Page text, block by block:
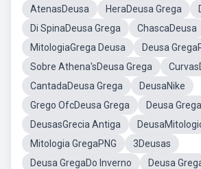
AtenasDeusa
HeraDeusa Grega
Di SpinaDeusa Grega
ChascaDeusa
MitologiaGrega Deusa
Deusa
Sobre Athena'sDeusa Grega
CantadaDeusa Grega
DeusaNike
Grego OfcDeusa Grega
Deusa
DeusasGrecia Antiga
Mitologia GregaPNG
3Deusas
Deusa GregaDo Inverno
Deusa